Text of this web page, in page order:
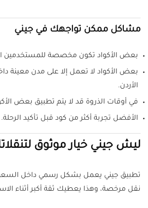
مشاكل ممكن تواجهك في جيني
بعض الأكواد تكون مخصصة للمستخدمين
بعض الأكواد لا تعمل إلا على مدن معينة
الأردن.
في أوقات الذروة قد لا يتم تطبيق بعض
الأفضل تجربة أكثر من كود قبل تأكيد الرحلة.
ليش جيني خيار موثوق
تطبيق جيني يعمل بشكل رسمي داخل
نقل مرخصة، وهذا يعطيك ثقة أكبر أثناء